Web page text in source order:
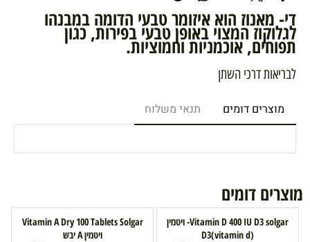
די- מאנוז הוא איזומר טבעי הדומה במבנהו
לגלוקוז המצוי באופן טבעי בפירות, כגון
תפוחים, אוכמניות וחמוציות.
לבריאות דרכי השתן
מוצרים דומים תנאי משלוח
מוצרים דומים
Vitamin D 400 IU D3 solgar- ויטמין
D3(vitamin d)
Vitamin A Dry 100 Tablets Solgar
ויטמין A יבש